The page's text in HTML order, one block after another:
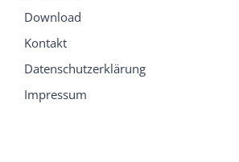
Download
Kontakt
Datenschutzerklärung
Impressum